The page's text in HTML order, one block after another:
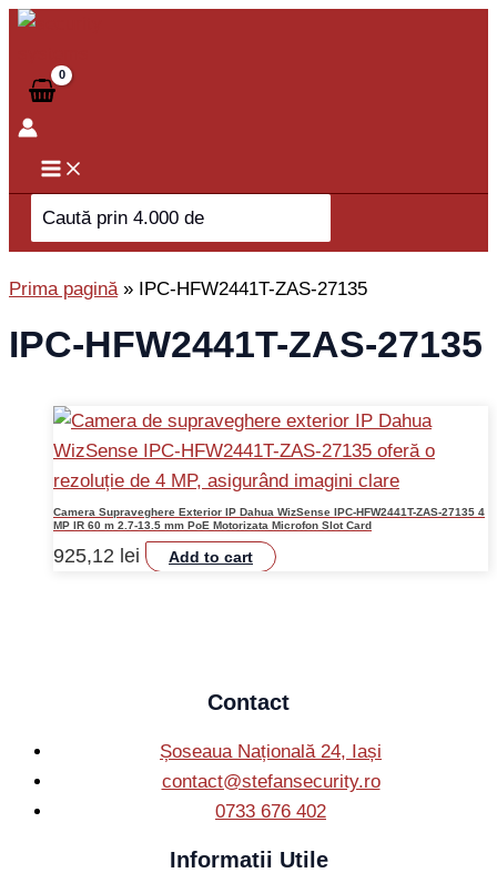
Skip
content
Search
for:
Prima pagină» IPC-HFW2441T-ZAS-27135
IPC-HFW2441T-ZAS-27135
Camera Supraveghere Exterior IP Dahua WizSense IPC-HFW2441T-ZAS-27135 4
MP IR 60 m 2.7-13.5 mm PoE Motorizata Microfon Slot Card
925,12 lei Add to cart
Contact
Șoseaua Națională 24, Iași
contact@stefansecurity.ro
0733 676 402
Informatii Utile